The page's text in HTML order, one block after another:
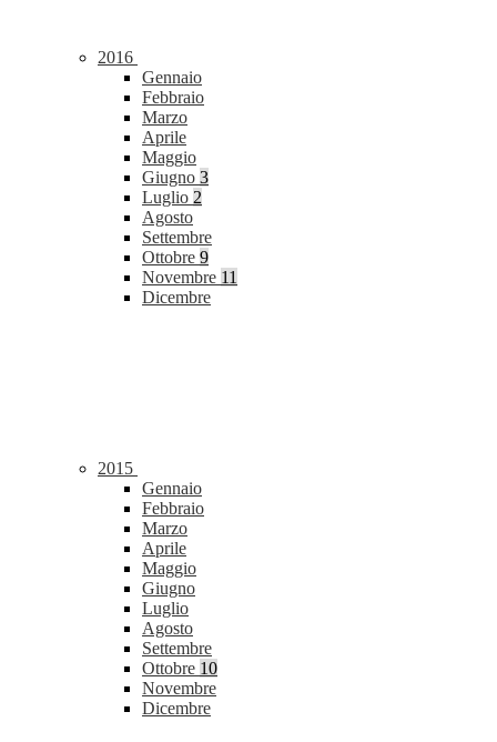
2016
Gennaio
Febbraio
Marzo
Aprile
Maggio
Giugno 3
Luglio 2
Agosto
Settembre
Ottobre 9
Novembre 11
Dicembre
2015
Gennaio
Febbraio
Marzo
Aprile
Maggio
Giugno
Luglio
Agosto
Settembre
Ottobre 10
Novembre
Dicembre